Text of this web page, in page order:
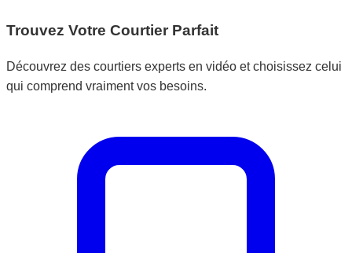
Trouvez Votre Courtier Parfait
Découvrez des courtiers experts en vidéo et choisissez celui
qui comprend vraiment vos besoins.